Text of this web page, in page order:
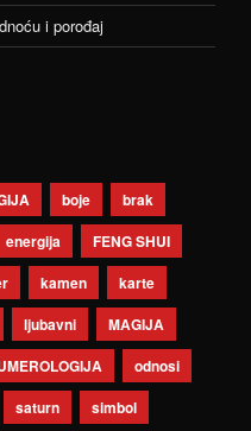
i porođaj
boje
brak
energija
FENG SHUI
kamen
karte
ljubavni
MAGIJA
odnosi
saturn simbol